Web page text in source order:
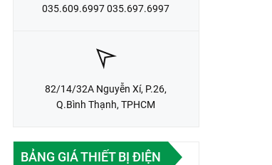
035.609.6997 035.697.6997
82/14/32A Nguyễn Xí, P.26,
Q.Bình Thạnh, TPHCM
BẢNG GIÁ THIẾT BỊ ĐIỆN